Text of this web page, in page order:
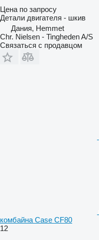
Цена по запросу
Детали двигателя - шкив
Дания, Hemmet
Chr. Nielsen - Tingheden A/S
Связаться с продавцом
комбайна Case CF80
12